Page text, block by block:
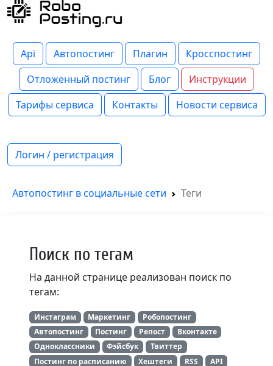
Api Автопостинг Плагин
Кросспостинг
Отложенный постинг
Блог
Инструкции
Тарифы сервиса
Контакты Новости сервиса
Логин / регистрация
Автопостинг в социальные сети Теги
Поиск по тегам
На данной странице реализован поиск по
тегам:
Инстаграм Маркетинг
Робопостинг
Автопостинг
Постинг Репост
Вконтакте
Одноклассники
Фэйсбук
Твиттер
Постинг по расписанию
Хештеги RSS
API